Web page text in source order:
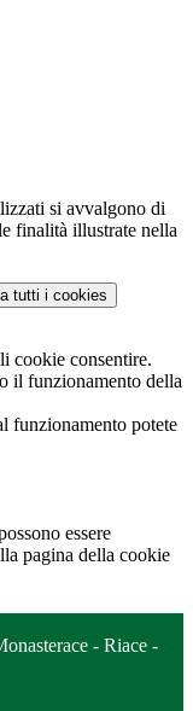
si avvalgono di
finalità illustrate nella
tutti i cookies
cookie consentire.
il funzionamento della
funzionamento potete
essere
pagina della cookie
- Riace -